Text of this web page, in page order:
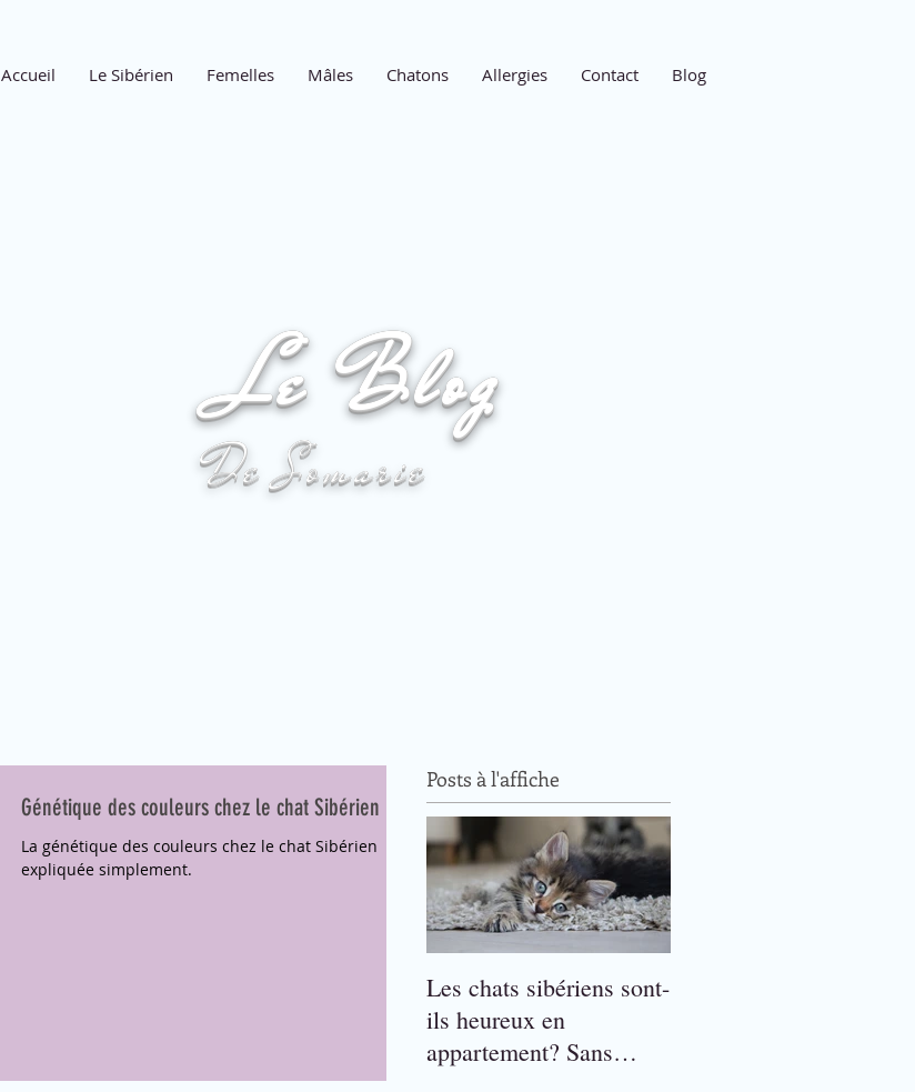
Accueil Le Sibérien Femelles Mâles Chatons Allergies Contact Blog
Le Blog
De Somarie
Génétique des couleurs chez le chat Sibérien
La génétique des couleurs chez le chat Sibérien
expliquée simplement.
Posts à l'affiche
Les chats sibériens sont-
ils heureux en
appartement? Sans